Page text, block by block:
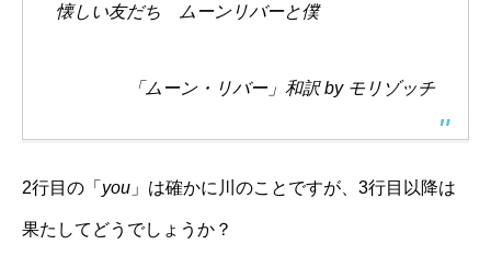
懐しい友だち ムーンリバーと僕
「ムーン・リバー」和訳 by モリゾッチ
2行目の「 you 」は確かに川のことですが、3行目以降は
果たしてどうでしょうか？